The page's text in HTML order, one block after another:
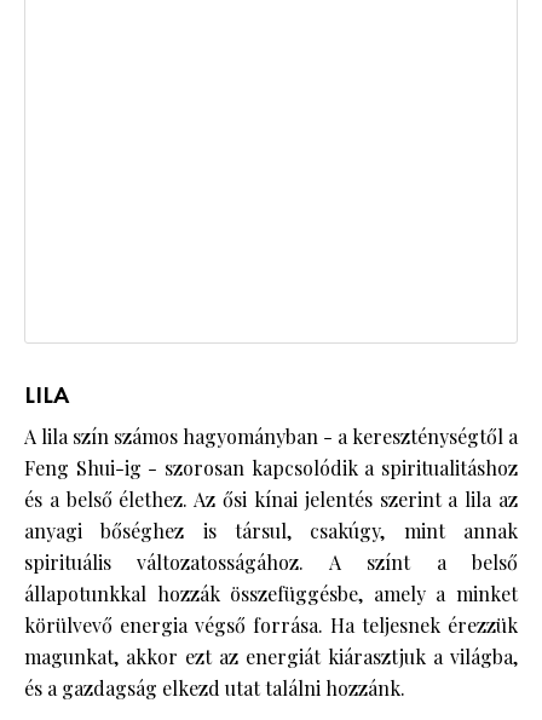
LILA
A lila szín számos hagyományban - a kereszténységtől a
Feng Shui-ig - szorosan kapcsolódik a spiritualitáshoz
és a belső élethez. Az ősi kínai jelentés szerint a lila az
anyagi bőséghez is társul, csakúgy, mint annak
spirituális változatosságához. A színt a belső
állapotunkkal hozzák összefüggésbe, amely a minket
körülvevő energia végső forrása. Ha teljesnek érezzük
magunkat, akkor ezt az energiát kiárasztjuk a világba,
és a gazdagság elkezd utat találni hozzánk.